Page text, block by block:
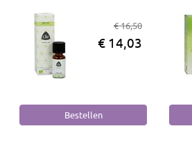
€ 16,50
€ 14,03